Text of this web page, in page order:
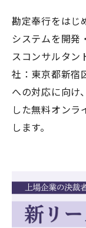
勘定奉行をはじ
システムを開発
スコンサルタン
社：東京都新宿
への対応に向け
した無料オンラ
します。